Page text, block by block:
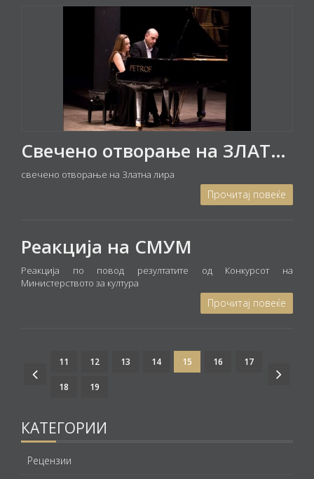
Свечено отворање на ЗЛАТНА ЛИРА 2019 - концерт на Дуо Гелебешеви
свечено отворање на Златна лира
Прочитај повеќе
Реакција на СМУМ
Реакција по повод резултатите од Конкурсот на
Министерството за култура
Прочитај повеќе
11 12 13 14 15 16 17
18 19
КАТЕГОРИИ
Рецензии